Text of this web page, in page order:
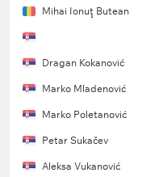
Mihai Ionuţ Butean
Dragan Kokanović
Marko Mladenović
Marko Poletanović
Petar Sukačev
Aleksa Vukanović